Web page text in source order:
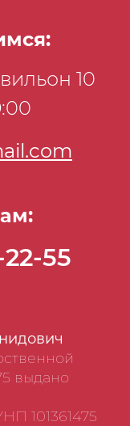
выдано
101361475
10
55